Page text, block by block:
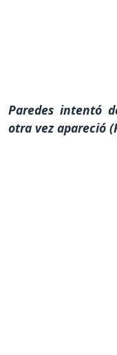
Paredes intentó
otra vez apareció